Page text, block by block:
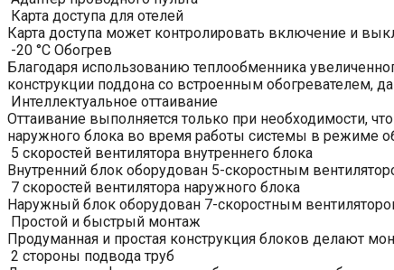
Карта доступа для отелей
Карта доступа может контролировать включение и
-20 °C Обогрев
Благодаря использованию теплообменника
конструкции поддона со встроенным обогревателем,
Интеллектуальное оттаивание
Оттаивание выполняется только при необходимости,
наружного блока во время работы системы в режиме
5 скоростей вентилятора внутреннего блока
Внутренний блок оборудован 5-скоростным
7 скоростей вентилятора наружного блока
Наружный блок оборудован 7-скоростным
Простой и быстрый монтаж
Продуманная и простая конструкция блоков делают
2 стороны подвода труб